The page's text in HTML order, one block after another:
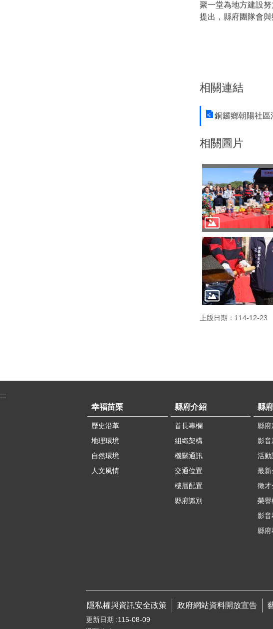
聚一堂為地方建設
提出，縣府團隊會
相關連結
銅鑼鄉朝陽社
相關圖片
上版日期：114-12-23
:::
幸福苗栗
歷史沿革
地理環境
自然環境
人文風情
縣府介紹
首長專欄
組織架構
機關通訊
交通位置
樓層配置
縣府識別
縣
縣府
影音
活動
最
徵
榮譽
影
縣府
隱私權與資訊安全政策 政府網站資料開放宣告
更新日期
115-08-09